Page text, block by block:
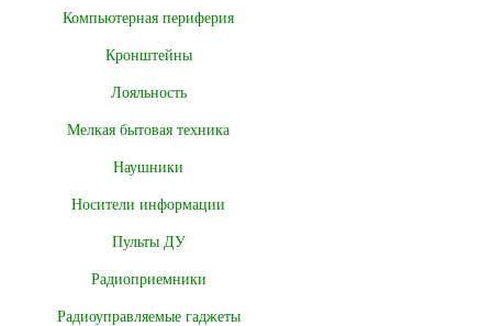
Компьютерная периферия
Кронштейны
Лояльность
Мелкая бытовая техника
Наушники
Носители информации
Пульты ДУ
Радиоприемники
Радиоуправляемые гаджеты